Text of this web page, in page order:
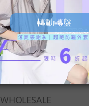
WHOLESALE